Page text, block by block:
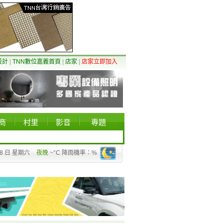
計 TNN數位嘉義首頁 店家 店家立即加入
村里 影音 專題
日 星期六 夜晚 ~°C 降雨機率：%